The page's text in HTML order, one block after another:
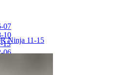
07
10
15
06
Ninja 11-15